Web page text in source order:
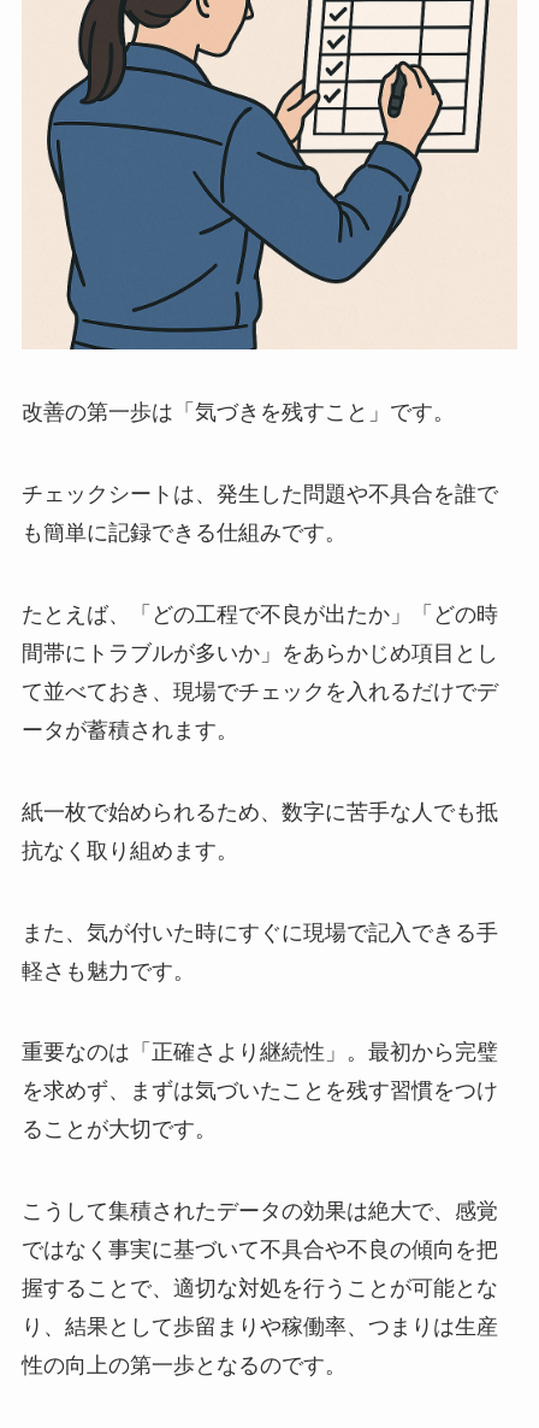
改善の第一歩は「気づきを残すこと」です。
チェックシートは、発生した問題や不具合を誰で
も簡単に記録できる仕組みです。
たとえば、「どの工程で不良が出たか」「どの時
間帯にトラブルが多いか」をあらかじめ項目とし
て並べておき、現場でチェックを入れるだけでデ
ータが蓄積されます。
紙一枚で始められるため、数字に苦手な人でも抵
抗なく取り組めます。
また、気が付いた時にすぐに現場で記入できる手
軽さも魅力です。
重要なのは「正確さより継続性」。最初から完璧
を求めず、まずは気づいたことを残す習慣をつけ
ることが大切です。
こうして集積されたデータの効果は絶大で、感覚
ではなく事実に基づいて不具合や不良の傾向を把
握することで、適切な対処を行うことが可能とな
り、結果として歩留まりや稼働率、つまりは生産
性の向上の第一歩となるのです。